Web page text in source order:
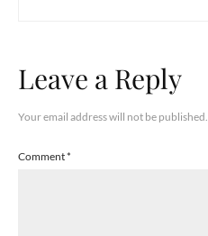
Leave a Reply
Your email address will not be published.
Comment*